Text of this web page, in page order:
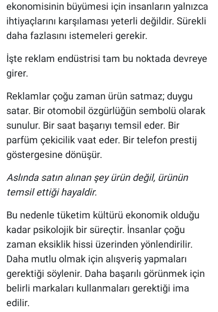
ekonomisinin büyümesi için insanların yalnızca
ihtiyaçlarını karşılaması yeterli değildir. Sürekli
daha fazlasını istemeleri gerekir.
İşte reklam endüstrisi tam bu noktada devreye
girer.
Reklamlar çoğu zaman ürün satmaz; duygu
satar. Bir otomobil özgürlüğün sembolü olarak
sunulur. Bir saat başarıyı temsil eder. Bir
parfüm çekicilik vaat eder. Bir telefon prestij
göstergesine dönüşür.
Aslında satın alınan şey ürün değil, ürünün
temsil ettiği hayaldir.
Bu nedenle tüketim kültürü ekonomik olduğu
kadar psikolojik bir süreçtir. İnsanlar çoğu
zaman eksiklik hissi üzerinden yönlendirilir.
Daha mutlu olmak için alışveriş yapmaları
gerektiği söylenir. Daha başarılı görünmek için
belirli markaları kullanmaları gerektiği ima
edilir.